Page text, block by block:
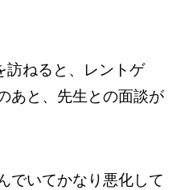
訪ねると、レントゲ
あと、先生との面談が
でいてかなり悪化して